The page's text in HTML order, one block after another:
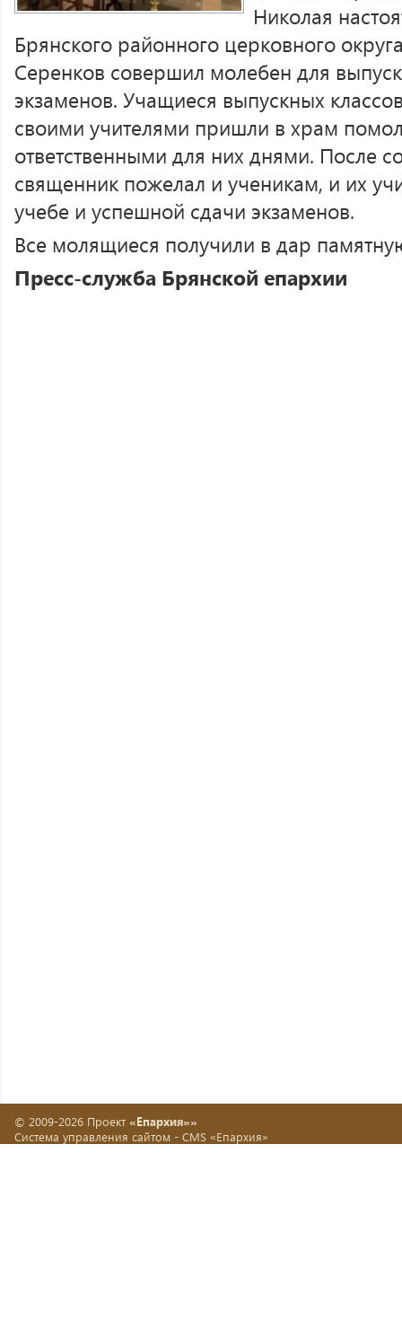
Николая
Брянского районного церковного
Серенков совершил молебен для
экзаменов. Учащиеся выпускных
своими учителями пришли в храм
ответственными для них днями. После
священник пожелал и ученикам, и их
учебе и успешной сдачи экзаменов.
Все молящиеся получили в дар
Пресс-служба Брянской епархии
© 2009-2026 Проект «Епархия»»
Система управления сайтом - CMS «Епархия»